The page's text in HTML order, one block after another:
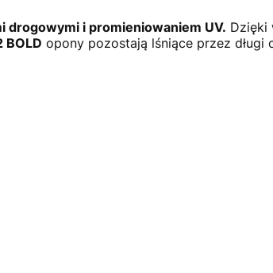
drogowymi i promieniowaniem UV. Dzięki
BOLD opony pozostają lśniące przez długi